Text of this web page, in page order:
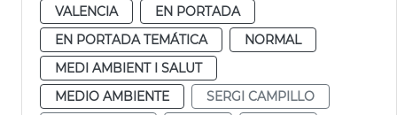
VALENCIA
EN PORTADA
EN PORTADA TEMÁTICA
NORMAL
MEDI AMBIENT I SALUT
MEDIO AMBIENTE
SERGI CAMPILLO